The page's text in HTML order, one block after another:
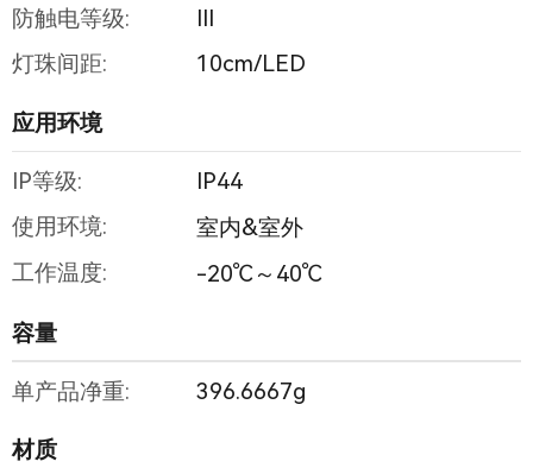
防触电等级:
III
灯珠间距:
10cm/LED
应用环境
IP等级:
IP44
使用环境:
室内&室外
工作温度:
-20℃～40℃
容量
单产品净重: 396.6667g
材质